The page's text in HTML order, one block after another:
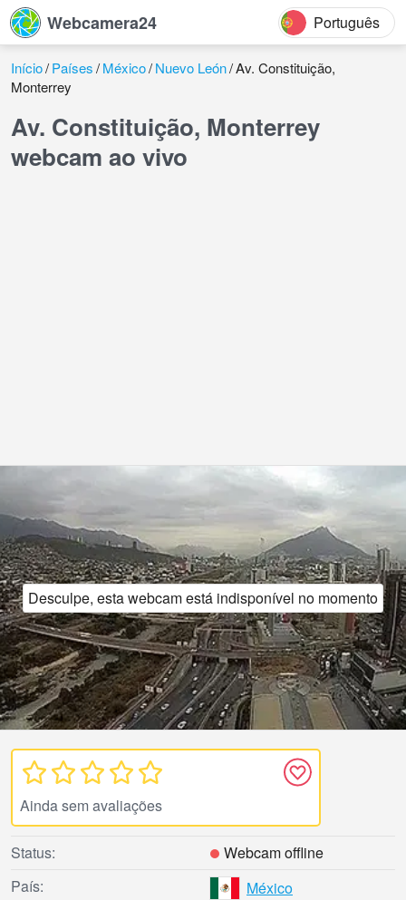
Webcamera24 Português
Início Países México Nuevo León Av. Constituição,
Monterrey
Av. Constituição, Monterrey
webcam ao vivo
Desculpe, esta webcam está indisponível no momento
Ainda sem avaliações
Status:
Webcam offline
País:
México